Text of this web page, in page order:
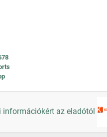
információkért az eladótól